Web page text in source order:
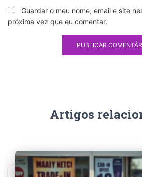
Guardar o meu nome, email e site
próxima vez que eu comentar.
Artigos